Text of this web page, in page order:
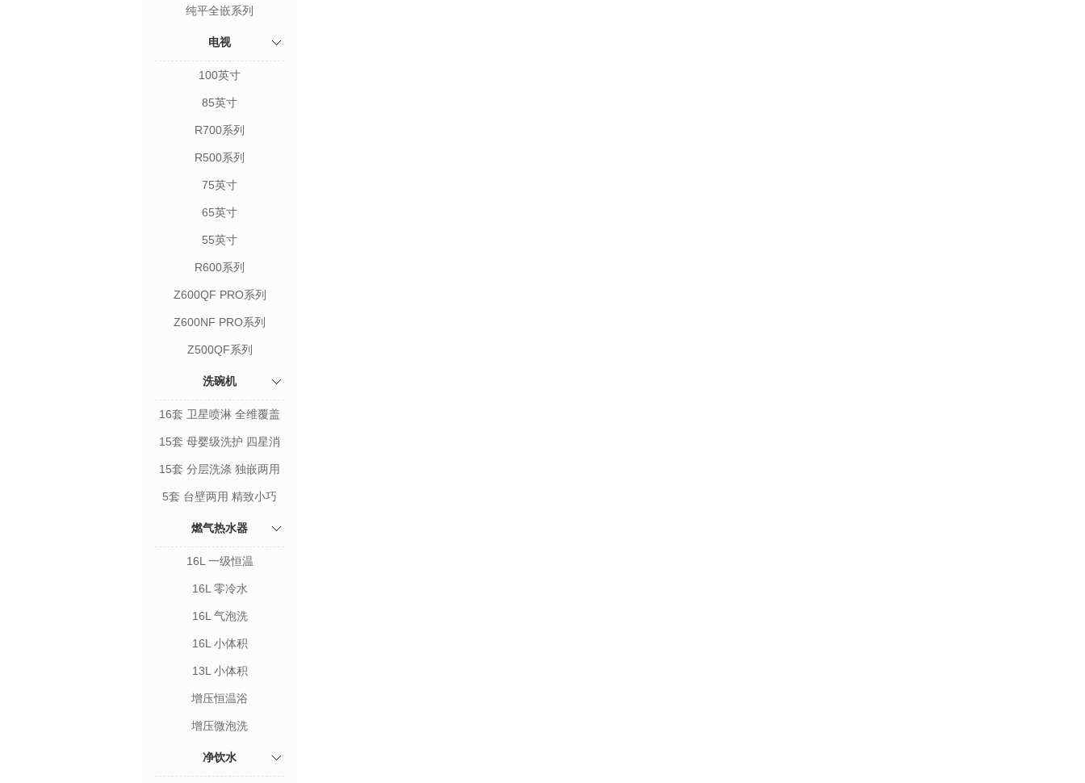
纯平全嵌系列
电视
100英寸
85英寸
R700系列
R500系列
75英寸
65英寸
55英寸
R600系列
Z600QF PRO系列
Z600NF PRO系列
Z500QF系列
洗碗机
16套 卫星喷淋 全维覆盖
15套 母婴级洗护 四星消
毒
15套 分层洗涤 独嵌两用
5套 台壁两用 精致小巧
燃气热水器
16L 一级恒温
16L 零冷水
16L 气泡洗
16L 小体积
13L 小体积
增压恒温浴
增压微泡洗
净饮水